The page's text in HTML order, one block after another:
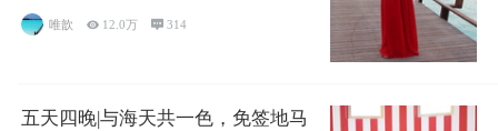
源于自己
唯歆  12.0万  314
五天四晚|与海天共一色，免签地马